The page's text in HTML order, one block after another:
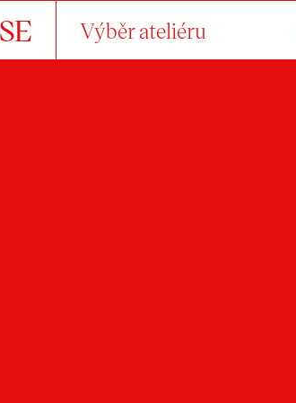
Výběr ateliéru